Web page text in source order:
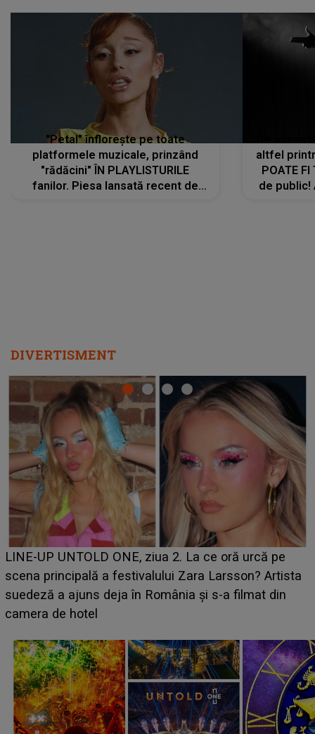
"Petal" înflorește pe toate
platformele muzicale, prinzând
"rădăcini" ÎN PLAYLISTURILE
fanilor. Piesa lansată recent de
altfel
POATE FI
de public!
DIVERTISMENT
Ce a dezvăluit noua concurentă din "Casa Iubirii" l-a
luat prin surprindere pe Emanuel. CINE ESTE
BĂIATUL VIZAT de Alexandra?! Aflându-se în fața
faptului împlinit, A RECUNOSCUT IMEDIAT: "Am